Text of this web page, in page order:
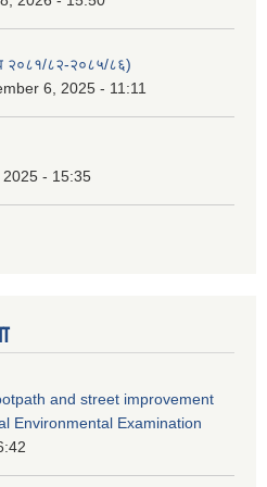
२०८१/८२-२०८५/८६)
6, 2025 - 11:11
2025 - 15:35
and street improvement
Environmental Examination